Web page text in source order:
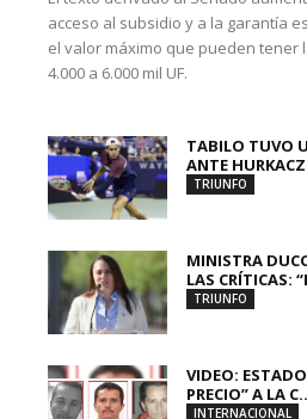
acceso al subsidio y a la garantía
el valor máximo que pueden tener
4.000 a 6.000 mil UF.
TABILO TUVO
ANTE
TRIUNFO
MINISTRA
LAS CRÍTICAS:
TRIUNFO
VIDEO:
PRECIO” A LA
INTERNACIONAL